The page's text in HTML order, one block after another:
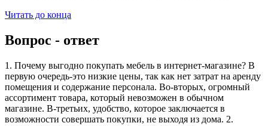
Читать до конца
Вопрос - ответ
1. Почему выгодно покупать мебель в интернет-магазине? В
первую очередь-это низкие цены, так как нет затрат на аренду
помещения и содержание персонала. Во-вторых, огромный
ассортимент товара, который невозможен в обычном
магазине. В-третьих, удобство, которое заключается в
возможности совершать покупки, не выходя из дома. 2.